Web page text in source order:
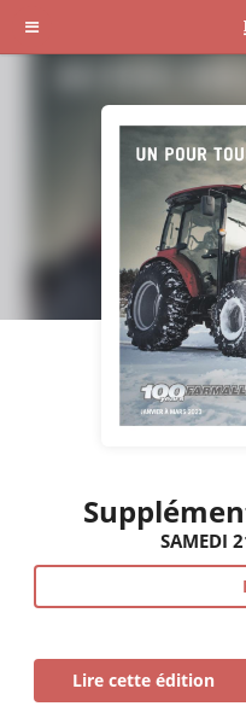
SAMEDI
Lire cette édition